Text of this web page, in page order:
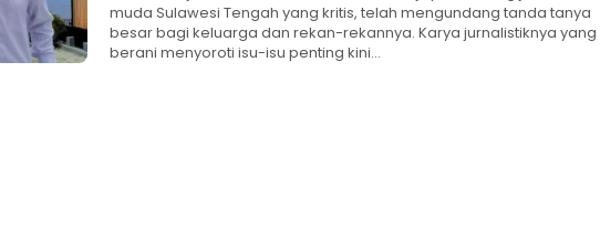
muda Sulawesi Tengah yang kritis, telah mengundang tanda tanya
besar bagi keluarga dan rekan-rekannya. Karya jurnalistiknya yang
berani menyoroti isu-isu penting kini…